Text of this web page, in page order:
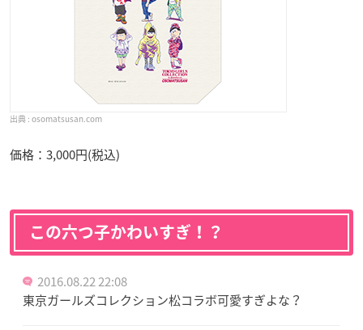
osomatsusan.com
価格：3,000円(税込)
この六つ子かわいすぎ！？
2016.08.22 22:08
東京ガールズコレクション松コラボ可愛すぎよな？